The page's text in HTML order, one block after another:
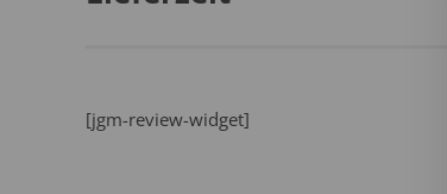
[jgm-review-widget]